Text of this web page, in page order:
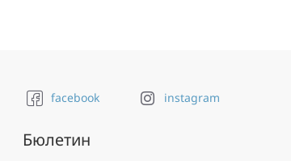
facebook instagram
Бюлетин